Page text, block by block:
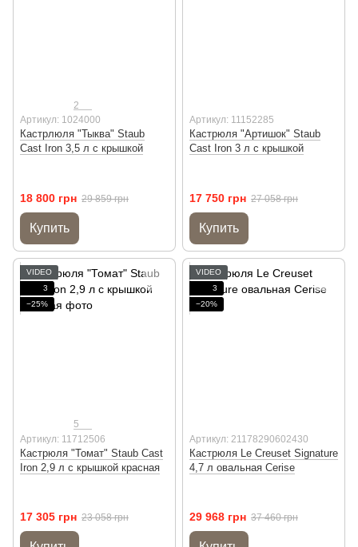
2
Артикул: 1024000
Кастрлюля "Тыква" Staub
Cast Iron 3,5 л с крышкой
18 800 грн 29 859 грн
Купить
Артикул: 11152285
Кастрюля "Артишок" Staub
Cast Iron 3 л с крышкой
17 750 грн 27 058 грн
Купить
VIDEO
3
−25%
5
Артикул: 11712506
Кастрюля "Томат" Staub Cast
Iron 2,9 л с крышкой красная
17 305 грн 23 058 грн
VIDEO
3
−20%
Артикул: 21178290602430
Кастрюля Le Creuset Signature
4,7 л овальная Cerise
29 968 грн 37 460 грн